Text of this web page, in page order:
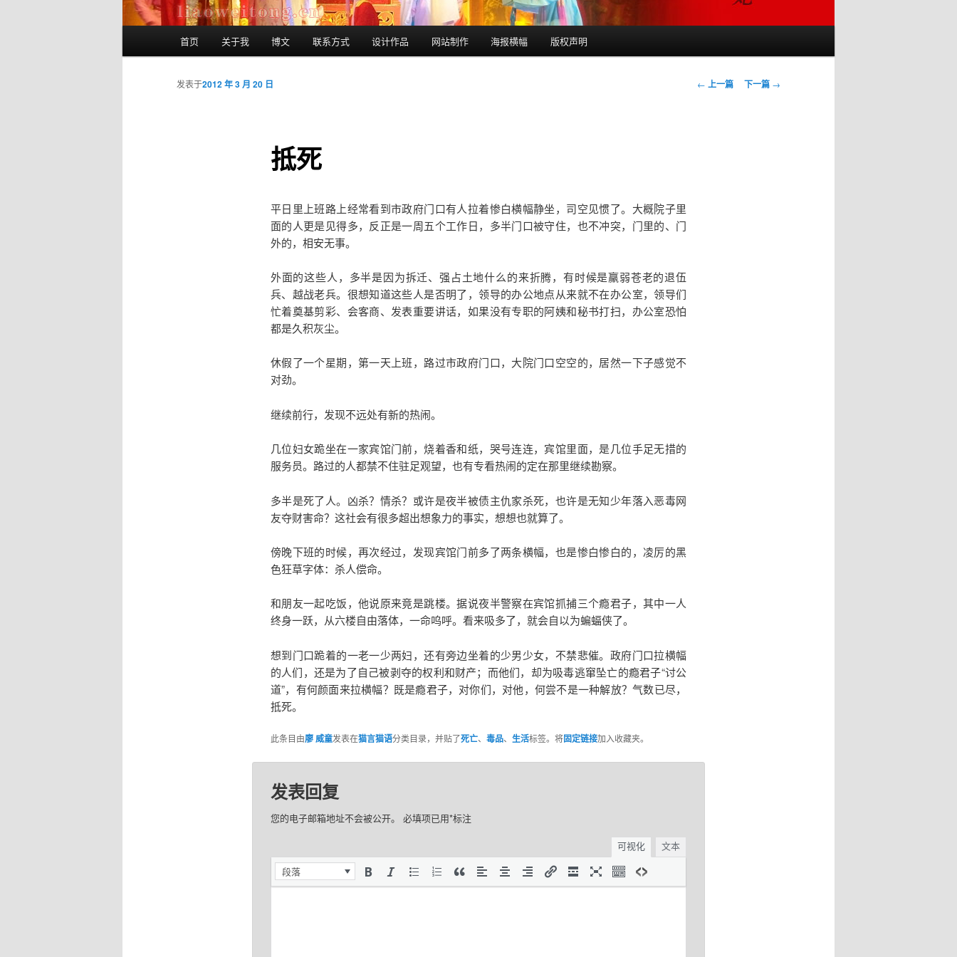
跳
至
首页 关于我 博文 联系方式 设计作品 网站制作 海报横幅 版权声明
文
← 上一篇 下一篇 →
抵死
发表于2012 年 3 月 20 日
平日里上班路上经常看到市政府门口有人拉着惨白横幅静坐，司空见惯了。大概院子里
面的人更是见得多，反正是一周五个工作日，多半门口被守住，也不冲突，门里的、门
外的，相安无事。
外面的这些人，多半是因为拆迁、强占土地什么的来折腾，有时候是羸弱苍老的退伍
兵、越战老兵。很想知道这些人是否明了，领导的办公地点从来就不在办公室，领导们
忙着奠基剪彩、会客商、发表重要讲话，如果没有专职的阿姨和秘书打扫，办公室恐怕
都是久积灰尘。
休假了一个星期，第一天上班，路过市政府门口，大院门口空空的，居然一下子感觉不
对劲。
继续前行，发现不远处有新的热闹。
几位妇女跪坐在一家宾馆门前，烧着香和纸，哭号连连，宾馆里面，是几位手足无措的
服务员。路过的人都禁不住驻足观望，也有专看热闹的定在那里继续勘察。
多半是死了人。凶杀？情杀？或许是夜半被债主仇家杀死，也许是无知少年落入恶毒网
友夺财害命？这社会有很多超出想象力的事实，想想也就算了。
傍晚下班的时候，再次经过，发现宾馆门前多了两条横幅，也是惨白惨白的，凌厉的黑
色狂草字体：杀人偿命。
和朋友一起吃饭，他说原来竟是跳楼。据说夜半警察在宾馆抓捕三个瘾君子，其中一人
终身一跃，从六楼自由落体，一命呜呼。看来吸多了，就会自以为蝙蝠侠了。
想到门口跪着的一老一少两妇，还有旁边坐着的少男少女，不禁悲催。政府门口拉横幅
的人们，还是为了自己被剥夺的权利和财产；而他们，却为吸毒逃窜坠亡的瘾君子“讨公
道”，有何颜面来拉横幅？既是瘾君子，对你们，对他，何尝不是一种解放？气数已尽，
抵死。
此条目由廖 威童发表在猫言猫语分类目录，并贴了死亡、 毒品、 生活标签。将固定链接加入收藏夹。
发表回复
您的电子邮箱地址不会被公开。 必填项已用*标注
可视化 文本
段落